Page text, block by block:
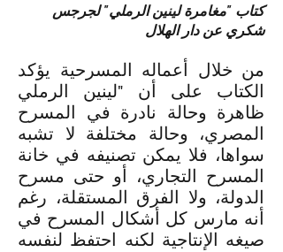
كتاب "مغامرة لينين الرملي" لجرجس
شكري عن دار الهلال
من خلال أعماله المسرحية يؤكد
الكتاب على أن "لينين الرملي
ظاهرة وحالة نادرة في المسرح
المصري، وحالة مختلفة لا تشبه
سواها، فلا يمكن تصنيفه في خانة
المسرح التجاري، أو حتى مسرح
الدولة، ولا الفرق المستقلة، رغم
أنه مارس كل أشكال المسرح في
صيغه الإنتاجية لكنه احتفظ لنفسه